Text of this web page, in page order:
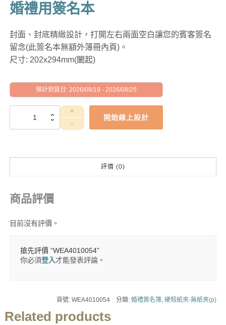
婚禮用簽名本
封面、封底精緻設計，打開左右兩面空白讓您的賓客簽名
留念(此簽名本無額外簿冊內頁)。
尺寸: 202x294mm(闔起)
預計到貨日: 2026/08/19 - 2026/08/25
WEA4010054
開始線上設計
評價 (0)
商品評價
目前沒有評價。
搶先評價 “WEA4010054”
你必須登入才能發表評論。
貨號:WEA4010054 分類:婚禮簽名簿,硬殼紙夾-無紙夾(p)
Related products